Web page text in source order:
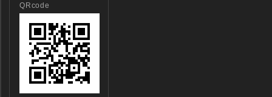
全鎢鋼銑刀
台製WEENIX四刃全鎢鋼銑刀
QRcode